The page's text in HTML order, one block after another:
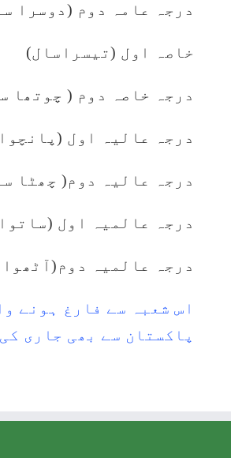
درجہ عامہ دوم (دوسرا
خاصہ اول (تیسراسال)
درجہ خاصہ دوم ( چوتھا
درجہ عالیہ اول
درجہ عالیہ دوم( چھٹا
درجہ عالمیہ اول
درجہ عالمیہ
اس شعبہ سے فارغ ہونے
پاکستان سے بھی جاری